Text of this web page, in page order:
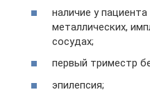
наличие у
металлических,
сосудах;
первый триместр
эпилепсия;